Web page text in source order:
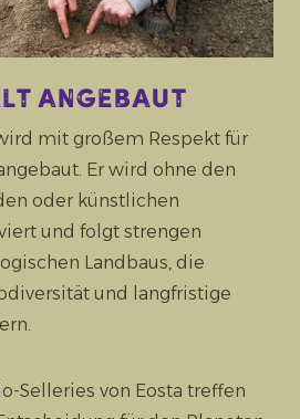
angebaut
mit großem Respekt für
Er wird ohne den
oder künstlichen
und folgt strengen
Landbaus, die
und langfristige
Selleries von Eosta treffen